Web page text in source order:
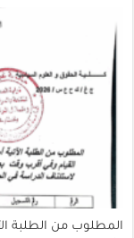
المطلوب من الطلبة